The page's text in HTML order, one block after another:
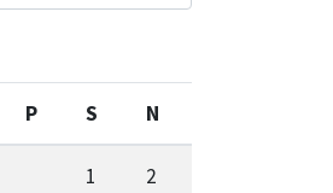
P S N
1 2